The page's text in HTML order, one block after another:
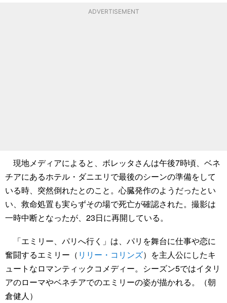
ADVERTISEMENT
現地メディアによると、ボレッタさんは午後7時頃、ベネ
チアにあるホテル・ダニエリで最後のシーンの準備をして
いる時、突然倒れたとのこと。心臓発作のようだったとい
い、救命処置も実らずその場で死亡が確認された。撮影は
一時中断となったが、23日に再開している。
「エミリー、パリへ行く」は、パリを舞台に仕事や恋に
奮闘するエミリー（ リリー・コリンズ）を主人公にしたキ
ュートなロマンティックコメディー。シーズン5ではイタリ
アのローマやベネチアでのエミリーの姿が描かれる。（朝
倉健人）